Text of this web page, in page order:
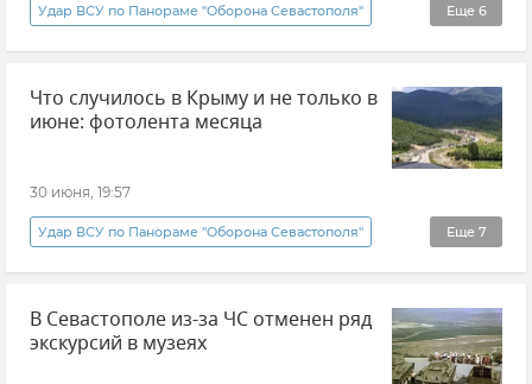
Еще 6
Удар ВСУ по Панораме "Оборона Севастополя"
Крым Новости Крыма Севастополь
Новости Севастополя
Служба внешней разведки (СВР)
Что случилось в Крыму и не только в
июне: фотолента месяца
30 июня, 19:57
Еще 7
Удар ВСУ по Панораме "Оборона Севастополя"
Крым Севастополь
Отключение электроэнергии в Крыму
В Севастополе из-за ЧС отменен ряд
экскурсий в музеях